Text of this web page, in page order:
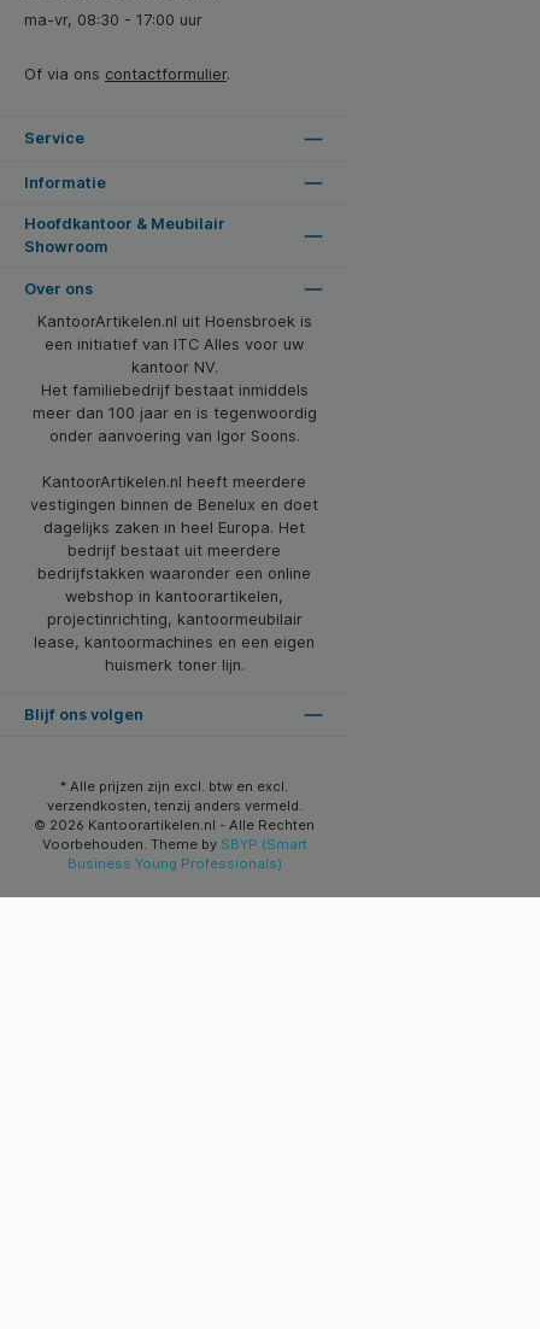
ma-vr, 08:30 - 17:00 uur
Of via ons contactformulier.
Service
Informatie
Hoofdkantoor & Meubilair
Showroom
Over ons
KantoorArtikelen.nl uit Hoensbroek is
een initiatief van ITC Alles voor uw
kantoor NV.
Het familiebedrijf bestaat inmiddels
meer dan 100 jaar en is tegenwoordig
onder aanvoering van Igor Soons.
KantoorArtikelen.nl heeft meerdere
vestigingen binnen de Benelux en doet
dagelijks zaken in heel Europa. Het
bedrijf bestaat uit meerdere
bedrijfstakken waaronder een online
webshop in kantoorartikelen,
projectinrichting, kantoormeubilair
lease, kantoormachines en een eigen
huismerk toner lijn.
Blijf ons volgen
* Alle prijzen zijn excl. btw en excl.
verzendkosten, tenzij anders vermeld.
© 2026 Kantoorartikelen.nl - Alle Rechten
Voorbehouden. Theme by SBYP (Smart
Business Young Professionals)